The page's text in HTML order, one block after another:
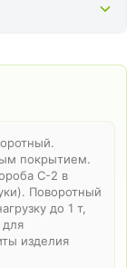
покрытием.
C-2 в
Поворотный
до 1 т,
изделия